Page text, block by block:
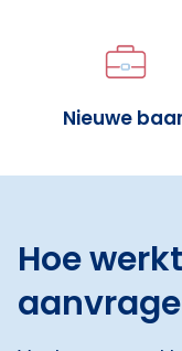
Nieuwe
Hoe